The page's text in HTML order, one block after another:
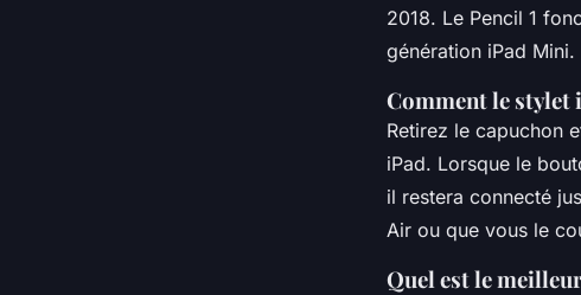
2018. Le Pencil 1
génération iPad Mini.
Comment le
Retirez le capuchon
iPad. Lorsque le
il restera connecté
Air ou que vous le
Quel est le